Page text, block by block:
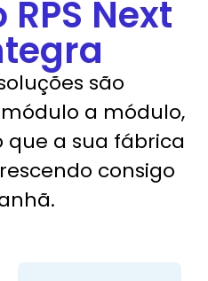
Next
são
a módulo,
a sua fábrica
consigo